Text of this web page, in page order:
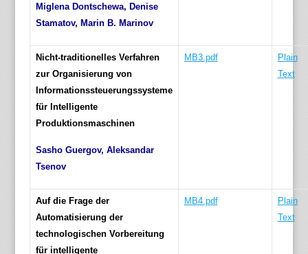
Miglena Dontschewa, Denise
Stamatov, Marin B. Marinov
Nicht-traditionelles Verfahren
zur Organisierung von
Informationssteuerungssysteme
für Intelligente
Produktionsmaschinen
Sasho Guergov, Aleksandar
Tsenov
MB3.pdf
Plain
Text
Auf die Frage der
Automatisierung der
technologischen Vorbereitung
für intelligente
MB4.pdf
Plain
Text